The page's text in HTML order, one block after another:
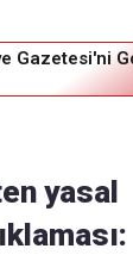
Gazetesi'ni
yasal